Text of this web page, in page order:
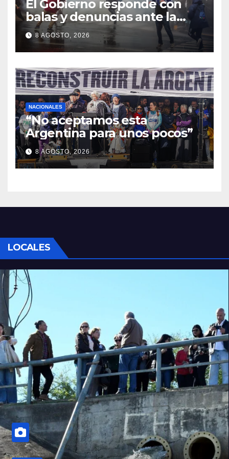
El Gobierno responde con
balas y denuncias ante la
protesta
8 AGOSTO, 2026
NACIONALES
“No aceptamos esta
Argentina para unos pocos”
8 AGOSTO, 2026
LOCALES